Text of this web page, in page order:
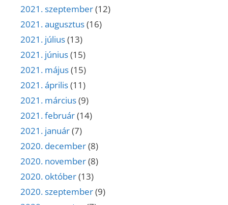
2021. szeptember(12)
2021. augusztus(16)
2021. július(13)
2021. június(15)
2021. május(15)
2021. április(11)
2021. március(9)
2021. február(14)
2021. január(7)
2020. december(8)
2020. november(8)
2020. október(13)
2020. szeptember(9)